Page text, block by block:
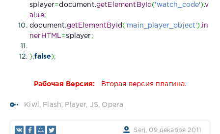
splayer=document.getElementById ('watch_code') .v
alue;
document.getElementById ('main_player_object') .in
nerHTML =splayer;
} ,false);
Рабочая Версия: Вторая версия плагина.
Kiwi Flash Player, JS Opera
Serj, 09 декабря 2011